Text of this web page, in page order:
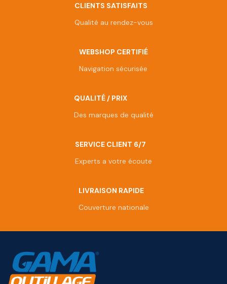
CLIENTS SATISFAITS
Qualité au rendez-vous
WEBSHOP CERTIFIÉ
Navigation sécurisée
QUALITÉ / PRIX
Des marques de qualité
SERVICE CLIENT 6/7
Experts a votre écoute
LIVRAISON RAPIDE
Couverture nationale